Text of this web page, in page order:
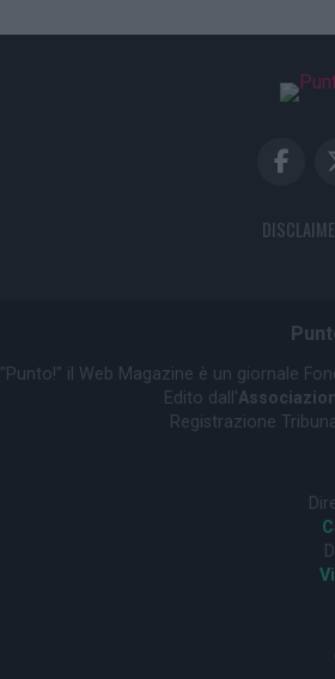
"Punto!" il Web Magazine è un giornale
Edito dall'
Registrazione